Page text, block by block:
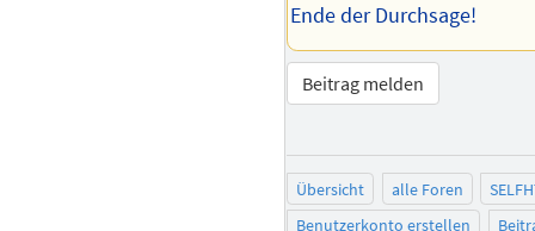
Ende der Durchsage!
Beitrag melden
Übersicht alle Foren
Benutzerkonto erstellen